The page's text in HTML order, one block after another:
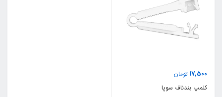
17,500 تومان
کلمپ بندناف سوپا